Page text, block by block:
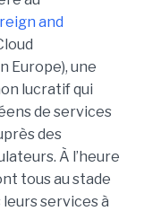
and
Europe), une
lucratif qui
de services
des
À l’heure
tous au stade
services à